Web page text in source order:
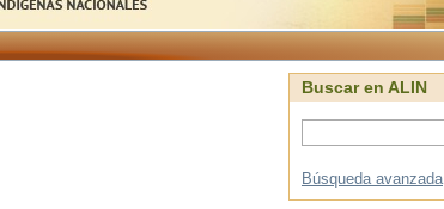
Buscar en ALIN
Búsqueda avanzada